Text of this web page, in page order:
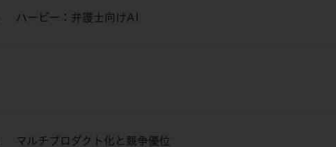
ハービー：弁護士向けAI
マルチプロダクト化と競争優位